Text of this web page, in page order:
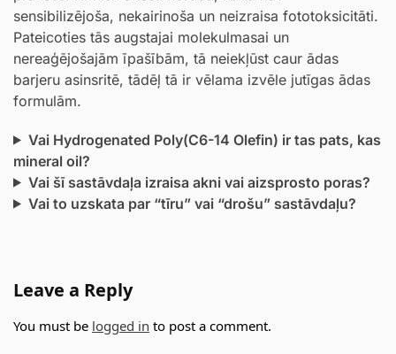
sensibilizējoša, nekairinoša un neizraisa fototoksicitāti.
Pateicoties tās augstajai molekulmasai un
nereaģējošajām īpašībām, tā neiekļūst caur ādas
barjeru asinsritē, tādēļ tā ir vēlama izvēle jutīgas ādas
formulām.
Vai Hydrogenated Poly(C6-14 Olefin) ir tas pats, kas
mineral oil?
Vai šī sastāvdaļa izraisa akni vai aizsprosto poras?
Vai to uzskata par “tīru” vai “drošu” sastāvdaļu?
Leave a Reply
You must be logged in to post a comment.